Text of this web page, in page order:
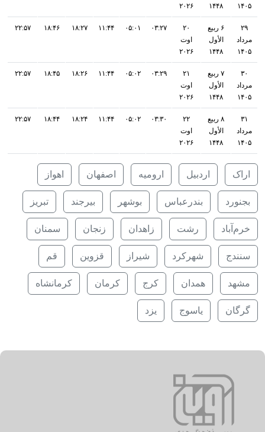
۱۴۰۵
۱۴۴۸
۲۰۲۶
۲۹
مرداد
۱۴۰۵
۶ ربيع
الأول
۱۴۴۸
۲۰
اوت
۲۰۲۶
۰۳:۲۷ ۰۵:۰۱ ۱۱:۴۴ ۱۸:۲۷ ۱۸:۴۶ ۲۲:۵۷
۳۰
مرداد
۱۴۰۵
۷ ربيع
الأول
۱۴۴۸
۲۱
اوت
۲۰۲۶
۰۳:۲۹ ۰۵:۰۲ ۱۱:۴۴ ۱۸:۲۶ ۱۸:۴۵ ۲۲:۵۷
۳۱
مرداد
۱۴۰۵
۸ ربيع
الأول
۱۴۴۸
۲۲
اوت
۲۰۲۶
۰۳:۳۰ ۰۵:۰۲ ۱۱:۴۴ ۱۸:۲۴ ۱۸:۴۴ ۲۲:۵۷
اراک اردبیل ارومیه اصفهان اهواز
بجنورد بندرعباس بوشهر بیرجند تبریز
خرم‌آباد رشت زاهدان زنجان سمنان
سنندج شهرکرد شیراز قزوین قم
مشهد همدان کرج کرمان کرمانشاه
گرگان یاسوج یزد